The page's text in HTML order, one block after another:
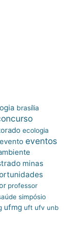
brasília
ecologia
evento eventos
minas
professor
simpósio
ufmg uft ufv unb